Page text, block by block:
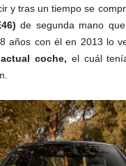
y tras un tiempo se
de segunda mano
años con él en 2013 lo
coche, el cuál